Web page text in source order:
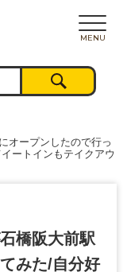
MENU
オープンしたので行っ
ートインもテイクアウ
橋阪大前駅
みた/自分好